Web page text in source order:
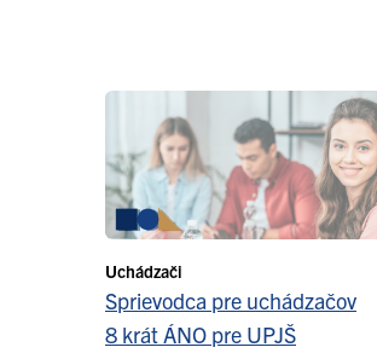
Uchádzači
Sprievodca pre uchádzačov
8 krát ÁNO pre UPJŠ